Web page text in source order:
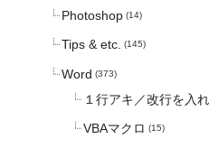
Photoshop (14)
Tips & etc. (145)
Word (373)
１行アキ／改行を入
VBAマクロ (15)